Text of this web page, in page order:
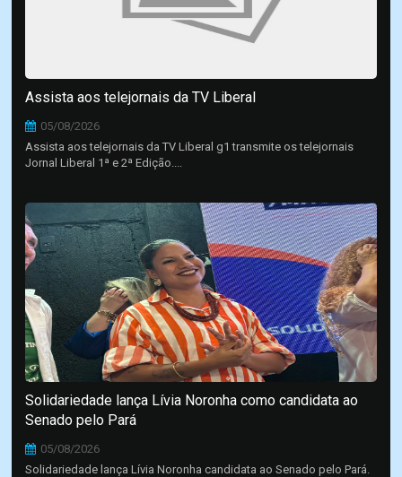
Assista aos telejornais da TV Liberal
05/08/2026
Assista aos telejornais da TV Liberal g1 transmite os telejornais
Jornal Liberal 1ª e 2ª Edição....
Solidariedade lança Lívia Noronha como candidata ao
Senado pelo Pará
05/08/2026
Solidariedade lança Lívia Noronha candidata ao Senado pelo Pará.